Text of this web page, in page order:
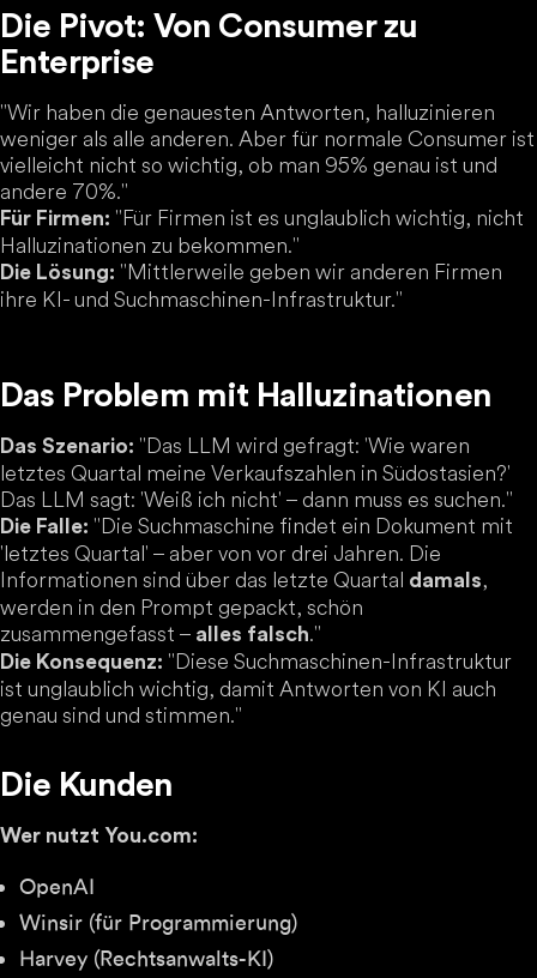
Die Pivot: Von Consumer zu
Enterprise
"Wir haben die genauesten Antworten, halluzinieren
weniger als alle anderen. Aber für normale Consumer ist
vielleicht nicht so wichtig, ob man 95% genau ist und
andere 70%."
Für Firmen: "Für Firmen ist es unglaublich wichtig, nicht
Halluzinationen zu bekommen."
Die Lösung: "Mittlerweile geben wir anderen Firmen
ihre KI- und Suchmaschinen-Infrastruktur."
Das Problem mit Halluzinationen
Das Szenario: "Das LLM wird gefragt: 'Wie waren
letztes Quartal meine Verkaufszahlen in Südostasien?'
Das LLM sagt: 'Weiß ich nicht' – dann muss es suchen."
Die Falle: "Die Suchmaschine findet ein Dokument mit
'letztes Quartal' – aber von vor drei Jahren. Die
Informationen sind über das letzte Quartal damals,
werden in den Prompt gepackt, schön
zusammengefasst – alles falsch."
Die Konsequenz: "Diese Suchmaschinen-Infrastruktur
ist unglaublich wichtig, damit Antworten von KI auch
genau sind und stimmen."
Die Kunden
Wer nutzt You.com:
OpenAI
Winsir (für Programmierung)
Harvey (Rechtsanwalts-KI)